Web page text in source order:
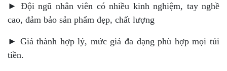
► Đội ngũ nhân viên có nhiều kinh nghiệm, tay nghề
cao, đảm bảo sản phẩm đẹp, chất lượng
► Giá thành hợp lý, mức giá đa dạng phù hợp mọi túi
tiền.